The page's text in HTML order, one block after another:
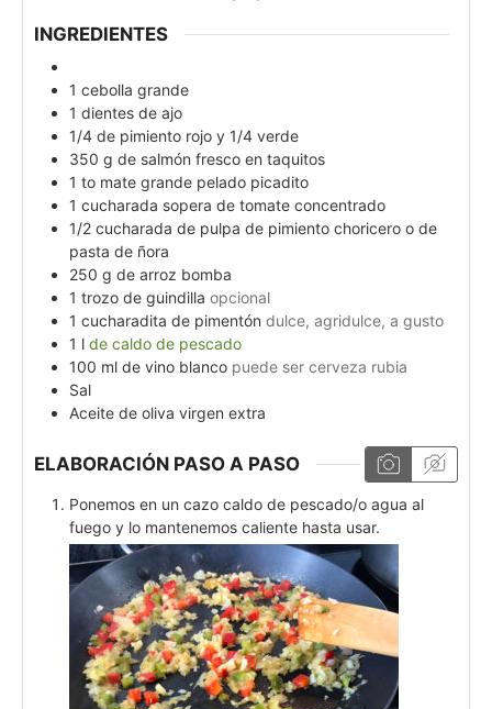
INGREDIENTES
1 cebolla grande
1 dientes de ajo
1/4 de pimiento rojo y 1/4 verde
350 g de salmón fresco en taquitos
1 to mate grande pelado picadito
1 cucharada sopera de tomate concentrado
1/2 cucharada de pulpa de pimiento choricero o de
pasta de ñora
250 g de arroz bomba
1 trozo de guindilla opcional
1 cucharadita de pimentón dulce, agridulce, a gusto
1 l de caldo de pescado
100 ml de vino blanco puede ser cerveza rubia
Sal
Aceite de oliva virgen extra
ELABORACIÓN PASO A PASO
Ponemos en un cazo caldo de pescado/o agua al
fuego y lo mantenemos caliente hasta usar.